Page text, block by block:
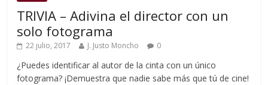
TRIVIA – Adivina el director con un
solo fotograma
22 julio, 2017 J. Justo Moncho 0
¿Puedes identificar al autor de la cinta con un único
fotograma? ¡Demuestra que nadie sabe más que tú de cine!